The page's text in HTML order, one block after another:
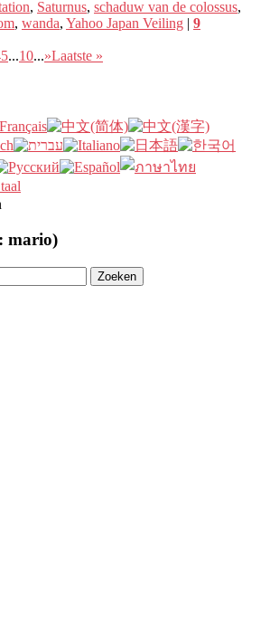
, Saturnus, schaduw van de colossus,
, wanda, Yahoo Japan Veiling | 9
5...10...»Laatste »
mario)